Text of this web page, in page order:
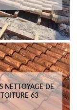
NETTOYAGE DE
TOITURE 63